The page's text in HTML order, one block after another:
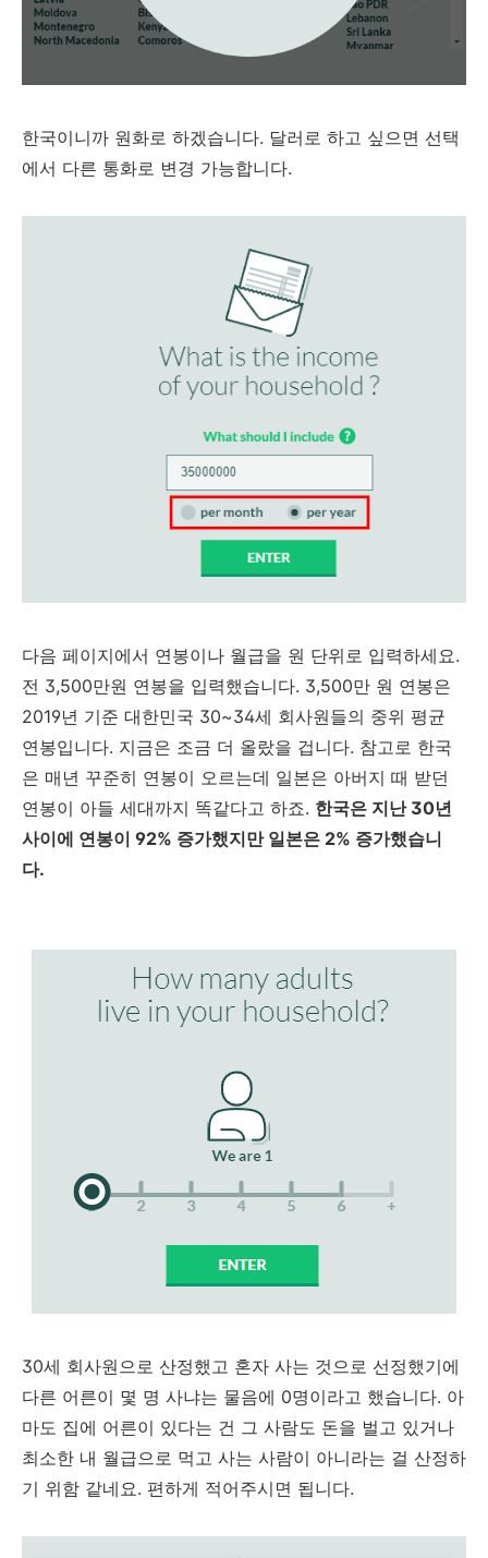
한국이니까 원화로 하겠습니다. 달러로 하고 싶으면 선택
에서 다른 통화로 변경 가능합니다.
다음 페이지에서 연봉이나 월급을 원 단위로 입력하세요.
전 3,500만원 연봉을 입력했습니다. 3,500만 원 연봉은
2019년 기준 대한민국 30~34세 회사원들의 중위 평균
연봉입니다. 지금은 조금 더 올랐을 겁니다. 참고로 한국
은 매년 꾸준히 연봉이 오르는데 일본은 아버지 때 받던
연봉이 아들 세대까지 똑같다고 하죠. 한국은 지난 30년
사이에 연봉이 92% 증가했지만 일본은 2% 증가했습니
다.
30세 회사원으로 산정했고 혼자 사는 것으로 선정했기에
다른 어른이 몇 명 사냐는 물음에 0명이라고 했습니다. 아
마도 집에 어른이 있다는 건 그 사람도 돈을 벌고 있거나
최소한 내 월급으로 먹고 사는 사람이 아니라는 걸 산정하
기 위함 같네요. 편하게 적어주시면 됩니다.